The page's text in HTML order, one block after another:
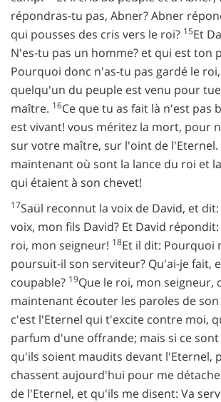
répondras-tu pas, Abner? Abner
qui pousses des cris vers le roi? 15Et
N'es-tu pas un homme? et qui est ton
Pourquoi donc n'as-tu pas gardé le
quelqu'un du peuple est venu pour
maître. 16Ce que tu as fait là n'est pas
est vivant! vous méritez la mort, pour
sur votre maître, sur l'oint de l'Eternel.
maintenant où sont la lance du roi et
qui étaient à son chevet!
17Saül reconnut la voix de David, et
voix, mon fils David? Et David
roi, mon seigneur! 18Et il dit: Pourquoi
poursuit-il son serviteur? Qu'ai-je fait,
coupable? 19Que le roi, mon seigneur,
maintenant écouter les paroles de
c'est l'Eternel qui t'excite contre moi,
parfum d'une offrande; mais si ce
qu'ils soient maudits devant l'Eternel,
chassent aujourd'hui pour me
de l'Eternel, et qu'ils me disent: Va